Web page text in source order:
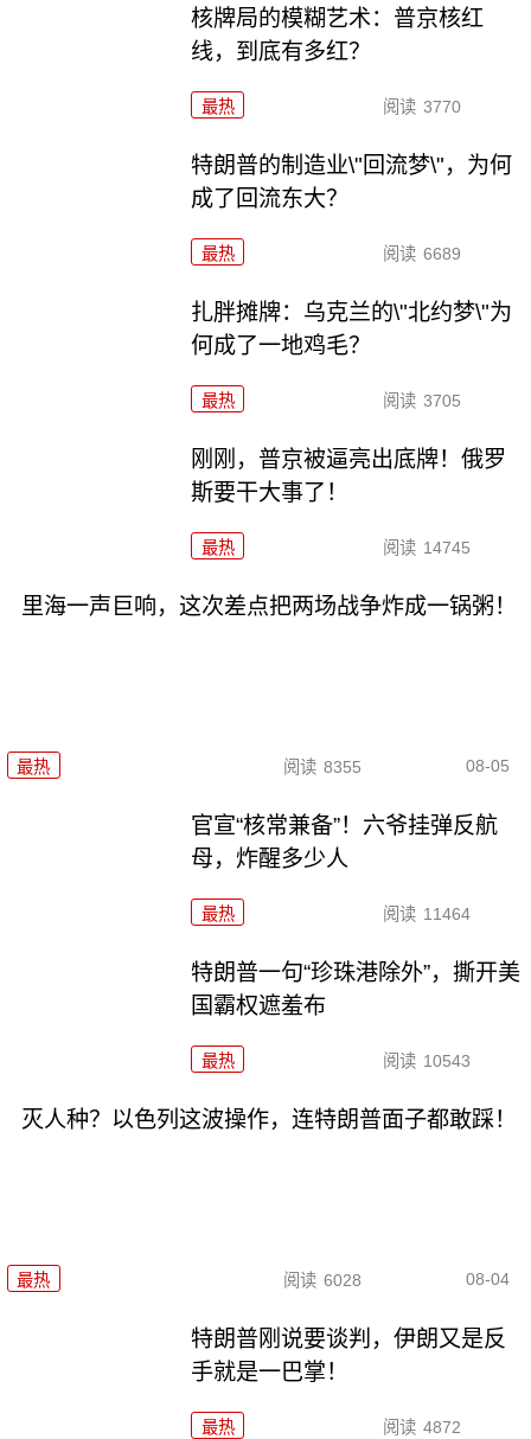
核牌局的模糊艺术：普京核红
线，到底有多红？
最热 阅读 3770
特朗普的制造业\"回流梦\"，为何
成了回流东大？
最热 阅读 6689
扎胖摊牌：乌克兰的\"北约梦\"为
何成了一地鸡毛？
最热 阅读 3705
刚刚，普京被逼亮出底牌！俄罗
斯要干大事了！
最热 阅读 14745
里海一声巨响，这次差点把两场战争炸成一锅粥！
最热 阅读 8355 08-05
官宣“核常兼备”！六爷挂弹反航
母，炸醒多少人
最热 阅读 11464
特朗普一句“珍珠港除外”，撕开美
国霸权遮羞布
最热 阅读 10543
灭人种？以色列这波操作，连特朗普面子都敢踩！
最热 阅读 6028 08-04
特朗普刚说要谈判，伊朗又是反
手就是一巴掌！
最热 阅读 4872